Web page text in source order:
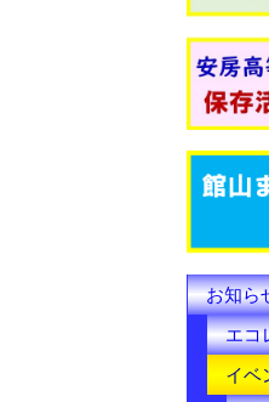
b
o
o
お知ら
エコ
イベ